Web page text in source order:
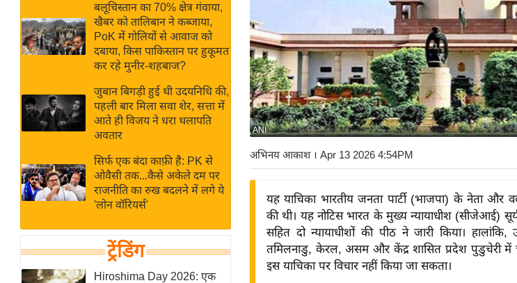
Hindi
Hindi
Videos
राय
बजट
IPL
2026
ई-पेपर
मिसाल बेमिसाल
शख्सियत
यंग इंडिया
साहित्य जगत
ऑटो वर्ल्ड
बलूचिस्तान का 70% क्षेत्र गंवाया,
खैबर को तालिबान ने कब्जाया,
PoK में गोलियों से आवाज को
दबाया, किस पाकिस्तान पर हुकूमत
कर रहे मुनीर-शहबाज?
जुबान बिगड़ी हुई थी उदयनिधि की,
पहली बार मिला सवा शेर, सत्ता में
आते ही विजय ने धरा थलापति
अवतार
सिर्फ एक बंदा काफ़ी है: PK से
ओवैसी तक...कैसे अकेले दम पर
राजनीति का रुख बदलने में लगे ये
'लोन वॉरियर्स'
ट्रेंडिंग
Hiroshima Day 2026: एक
ANI
अभिनय आकाश। Apr 13 2026 4:54PM
यह याचिका भारतीय जनता पार्टी (भाजपा) के नेता और
की थी। यह नोटिस भारत के मुख्य न्यायाधीश (सीजेआई)
सहित दो न्यायाधीशों की पीठ ने जारी किया। हालांकि,
तमिलनाडु, केरल, असम और केंद्र शासित प्रदेश पुडुचेरी में
इस याचिका पर विचार नहीं किया जा सकता।